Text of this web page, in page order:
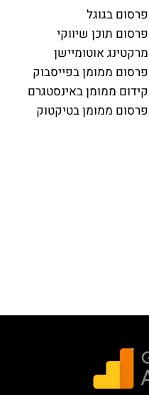
פרסום בגוגל
פרסום תוכן שיווקי
מרקטינג אוטומיישן
פרסום ממומן בפייסבוק
קידום ממומן באינסטגרם
פרסום ממומן בטיקטוק